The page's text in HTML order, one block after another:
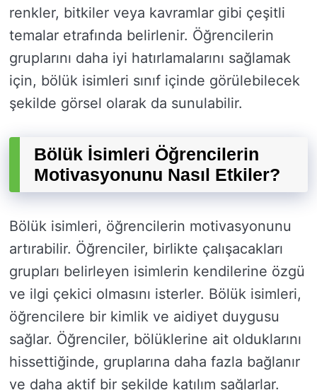
renkler, bitkiler veya kavramlar gibi çeşitli
temalar etrafında belirlenir. Öğrencilerin
gruplarını daha iyi hatırlamalarını sağlamak
için, bölük isimleri sınıf içinde görülebilecek
şekilde görsel olarak da sunulabilir.
Bölük İsimleri Öğrencilerin
Motivasyonunu Nasıl Etkiler?
Bölük isimleri, öğrencilerin motivasyonunu
artırabilir. Öğrenciler, birlikte çalışacakları
grupları belirleyen isimlerin kendilerine özgü
ve ilgi çekici olmasını isterler. Bölük isimleri,
öğrencilere bir kimlik ve aidiyet duygusu
sağlar. Öğrenciler, bölüklerine ait olduklarını
hissettiğinde, gruplarına daha fazla bağlanır
ve daha aktif bir şekilde katılım sağlarlar.